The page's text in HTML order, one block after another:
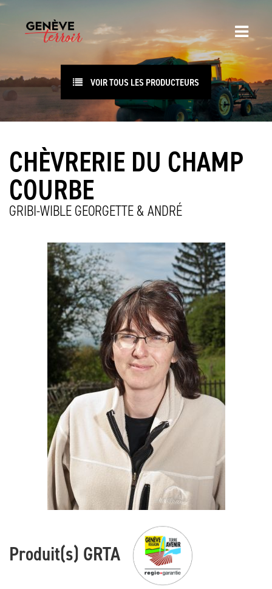
VOIR TOUS LES PRODUCTEURS
CHÈVRERIE DU CHAMP
COURBE
GRIBI-WIBLE GEORGETTE & ANDRÉ
Produit(s) GRTA